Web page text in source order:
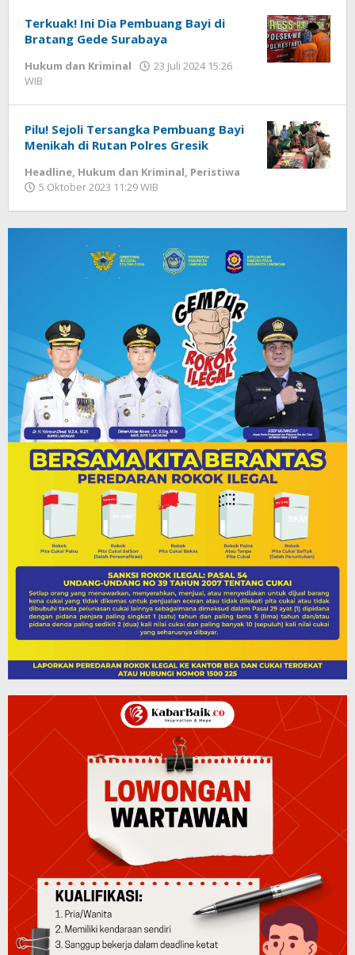
Terkuak! Ini Dia Pembuang Bayi di
Bratang Gede Surabaya
Hukum dan Kriminal
23 Juli 2024 15:26
WIB
Pilu! Sejoli Tersangka Pembuang Bayi
Menikah di Rutan Polres Gresik
Headline, Hukum dan Kriminal, Peristiwa
5 Oktober 2023 11:29 WIB